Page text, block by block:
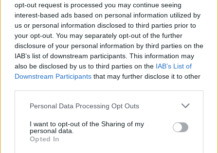
opt-out request is processed you may continue seeing
interest-based ads based on personal information utilized by
us or personal information disclosed to third parties prior to
your opt-out. You may separately opt-out of the further
disclosure of your personal information by third parties on the
IAB’s list of downstream participants. This information may
also be disclosed by us to third parties on the IAB’s List of
Downstream Participants that may further disclose it to other
Personal Data Processing Opt Outs
I want to opt-out of the Sharing of my
personal data.
Opted In
Хирошима призова за мир и